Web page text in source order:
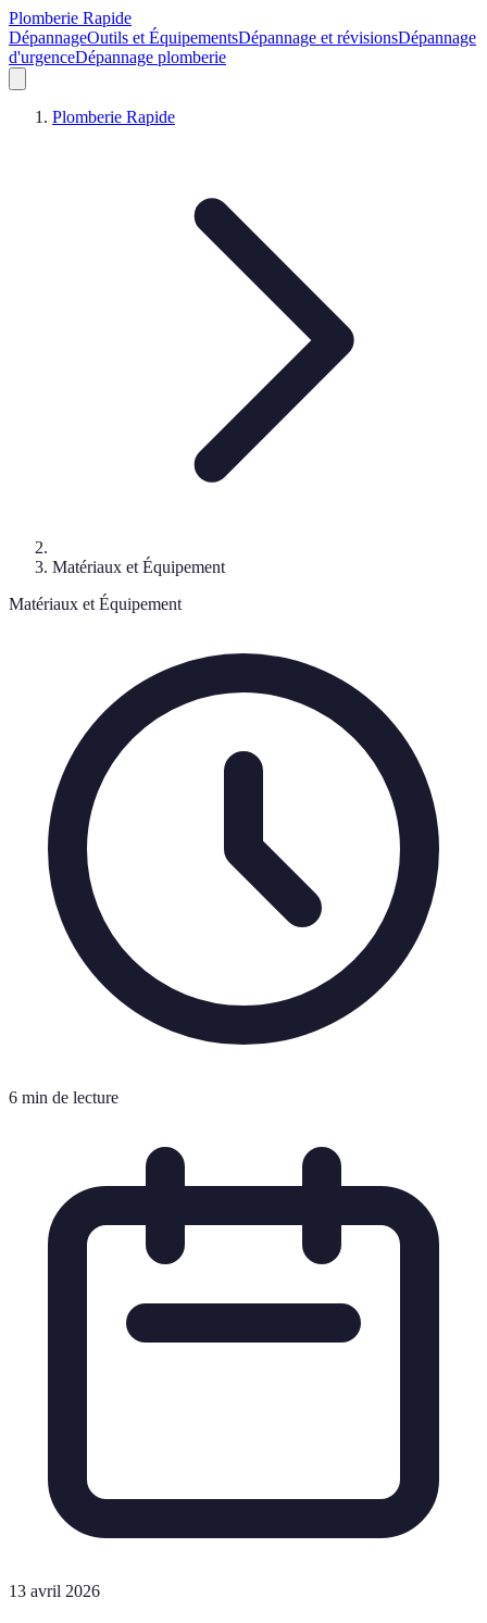
Plomberie Rapide
DépannageOutils et ÉquipementsDépannage et révisionsDépannage
d'urgenceDépannage plomberie
Plomberie Rapide
Matériaux et Équipement
Matériaux et Équipement
6 min de lecture
13 avril 2026